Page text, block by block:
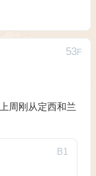
53F
周刚从定西和兰
B1